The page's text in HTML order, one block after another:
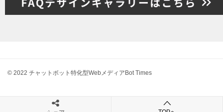
© 2022 チャットボット特化型WebメディアBot Times